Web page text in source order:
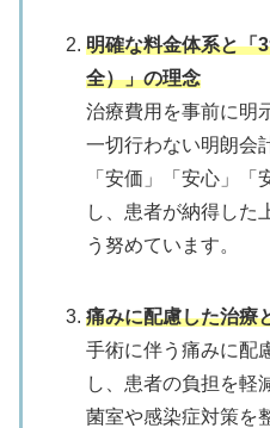
明確な料金体系と「
全）」の理念
治療費用を事前に明
一切行わない明朗会
「安価」「安心」「
し、患者が納得した
う努めています。
痛みに配慮した治療
手術に伴う痛みに配
し、患者の負担を軽
菌室や感染症対策を